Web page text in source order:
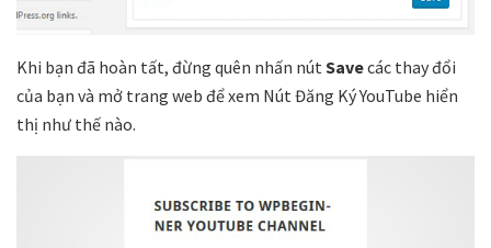
Khi bạn đã hoàn tất, đừng quên nhấn nútSavecác thay đổi
của bạn và mở trang web để xem Nút Đăng Ký YouTube hiển
thị như thế nào.